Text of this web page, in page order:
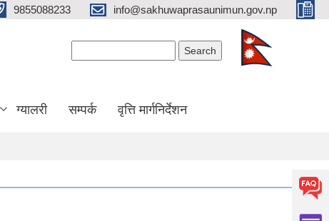
9855088233 info@sakhuwaprasaunimun.gov.np
ग्यालरी सम्पर्क वृत्ति मार्गनिर्देशन